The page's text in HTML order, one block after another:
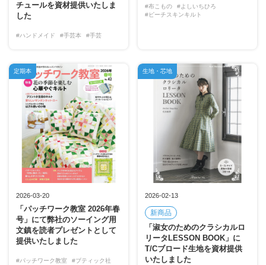
チュールを資材提供いたしま
した
#ハンドメイド #手芸本 #手芸
#布こもの
#よしいちひろ
#ピーチスキンキルト
2026-03-20
「パッチワーク教室 2026年春
号」にて弊社のソーイング用
文鎮を読者プレゼントとして
提供いたしました
#パッチワーク教室
#ブティック社
定期本
2026-02-13
新商品
「淑女のためのクラシカルロ
リータLESSON BOOK」に
T/Cブロード生地を資材提供
いたしました
生地・芯地